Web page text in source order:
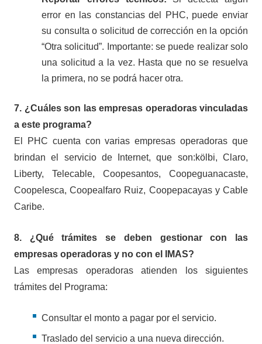
error en las constancias del PHC, puede enviar
su consulta o solicitud de corrección en la opción
“Otra solicitud”. Importante: se puede realizar solo
una solicitud a la vez. Hasta que no se resuelva
la primera, no se podrá hacer otra.
7. ¿Cuáles son las empresas operadoras vinculadas
a este programa?
El PHC cuenta con varias empresas operadoras que
brindan el servicio de Internet, que son:kölbi, Claro,
Liberty, Telecable, Coopesantos, Coopeguanacaste,
Coopelesca, Coopealfaro Ruiz, Coopepacayas y Cable
Caribe.
8. ¿Qué trámites se deben gestionar con las
empresas operadoras y no con el IMAS?
Las empresas operadoras atienden los siguientes
trámites del Programa:
Consultar el monto a pagar por el servicio.
Traslado del servicio a una nueva dirección.